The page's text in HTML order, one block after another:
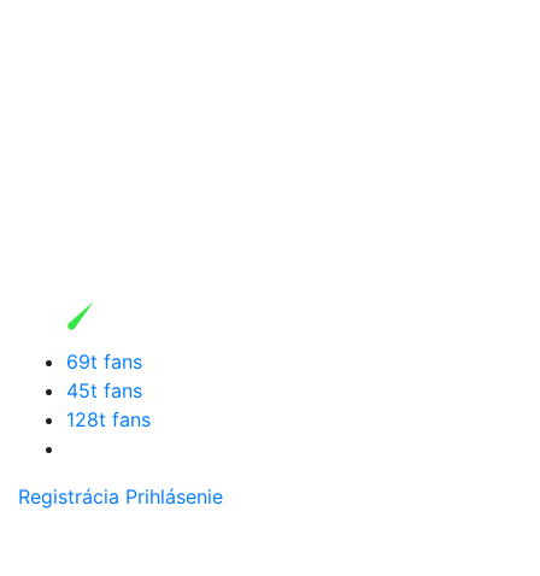
69t fans
45t fans
128t fans
Registrácia Prihlásenie